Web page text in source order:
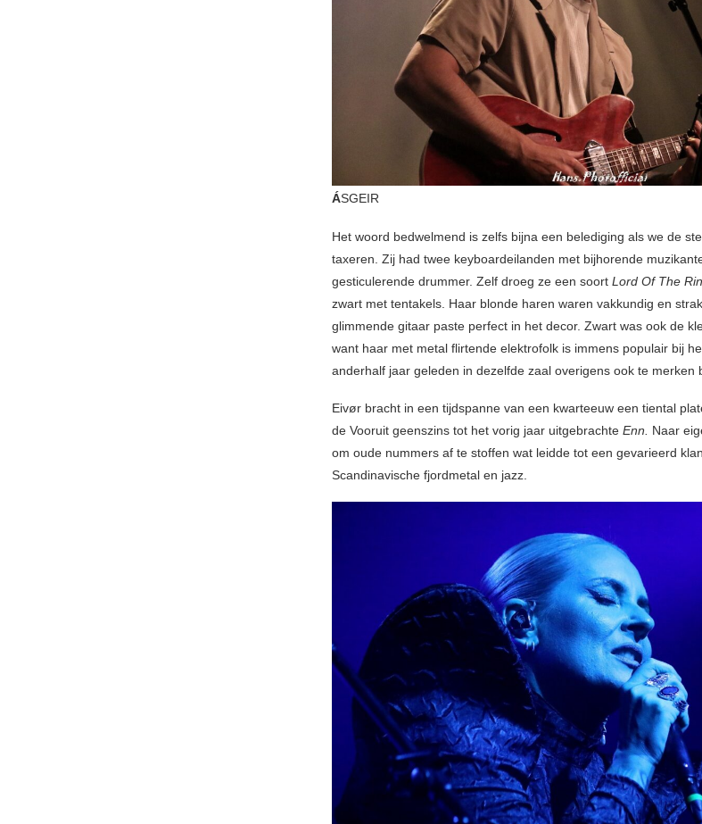
ÁSGEIR
Het woord bedwelmend is zelfs bijna een belediging als we de
taxeren. Zij had twee keyboardeilanden met bijhorende
gesticulerende drummer. Zelf droeg ze een soort Lord Of The
zwart met tentakels. Haar blonde haren waren vakkundig en
glimmende gitaar paste perfect in het decor. Zwart was ook de
want haar met metal flirtende elektrofolk is immens populair bij
anderhalf jaar geleden in dezelfde zaal overigens ook te merken
Eivør bracht in een tijdspanne van een kwarteeuw een tiental
de Vooruit geenszins tot het vorig jaar uitgebrachte Enn. Naar
om oude nummers af te stoffen wat leidde tot een gevarieerd
Scandinavische fjordmetal en jazz.